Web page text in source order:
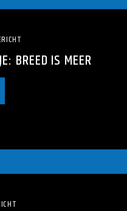
BREED IS MEER